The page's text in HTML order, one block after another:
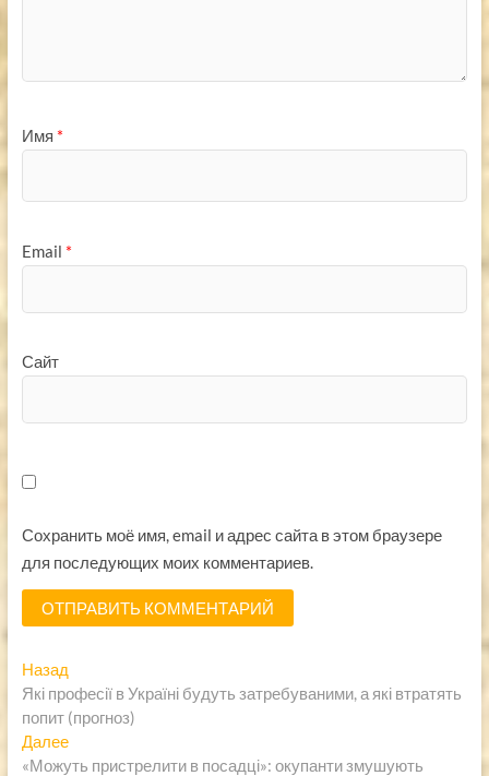
Имя *
Email *
Сайт
Сохранить моё имя, email и адрес сайта в этом браузере
для последующих моих комментариев.
Навигация
по
записям
НазадПредыдущая
запись:
Які професії в Україні будуть затребуваними, а які втратять
попит (прогноз)
ДалееСледующая
запись:
«Можуть пристрелити в посадці»: окупанти змушують